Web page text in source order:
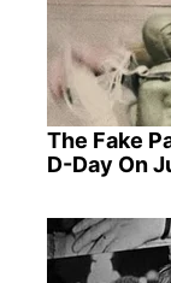
The Fake
D-Day On